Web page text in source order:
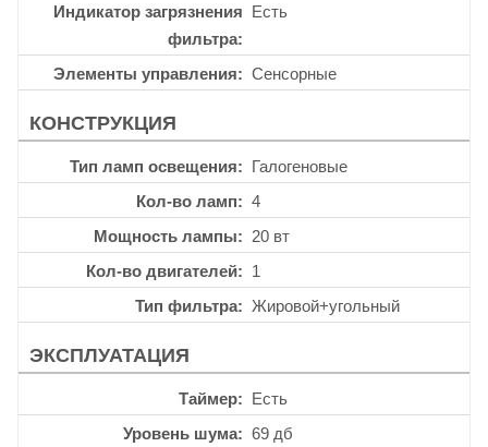
Индикатор загрязнения
фильтра
Есть
Элементы управления Сенсорные
КОНСТРУКЦИЯ
Тип ламп освещения
Галогеновые
Кол-во ламп
4
Мощность лампы
20 вт
Кол-во двигателей
1
Тип фильтра
Жировой+угольный
ЭКСПЛУАТАЦИЯ
Таймер
Есть
Уровень шума
69 дб